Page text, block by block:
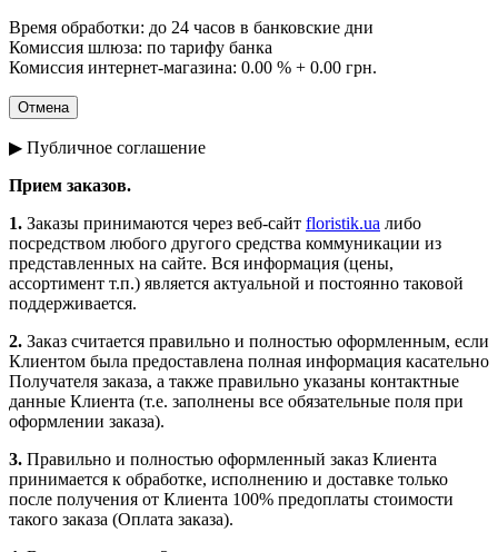
Время обработки: до 24 часов в банковские дни
Комиссия шлюза: по тарифу банка
Комиссия интернет-магазина: 0.00 % + 0.00 грн.
▶ Публичное соглашение
Прием заказов.
1. Заказы принимаются через веб-сайт floristik.ua либо
посредством любого другого средства коммуникации из
представленных на сайте. Вся информация (цены,
ассортимент т.п.) является актуальной и постоянно таковой
поддерживается.
2. Заказ считается правильно и полностью оформленным, если
Клиентом была предоставлена полная информация касательно
Получателя заказа, а также правильно указаны контактные
данные Клиента (т.е. заполнены все обязательные поля при
оформлении заказа).
3. Правильно и полностью оформленный заказ Клиента
принимается к обработке, исполнению и доставке только
после получения от Клиента 100% предоплаты стоимости
такого заказа (Оплата заказа).